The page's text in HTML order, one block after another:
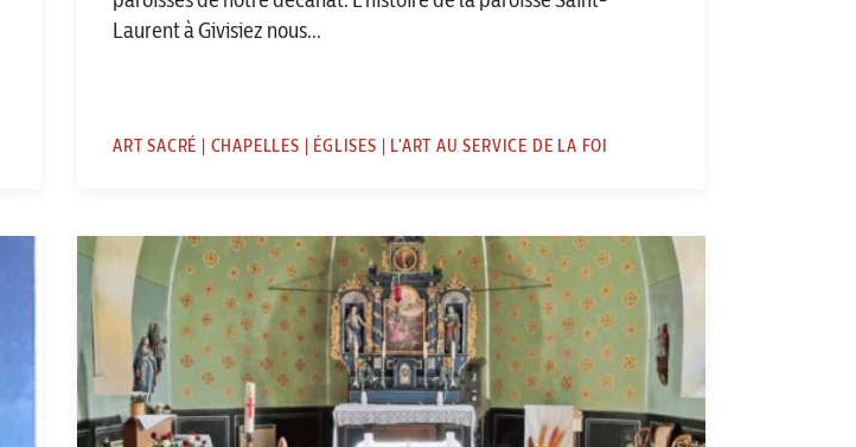
Laurent à Givisiez nous...
ART SACRÉ | CHAPELLES | ÉGLISES | L'ART AU SERVICE DE LA FOI